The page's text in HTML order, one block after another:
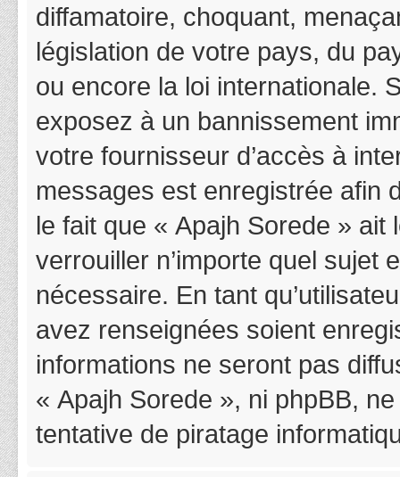
diffamatoire, choquant,
législation de votre pays, du
ou encore la loi internationale.
exposez à un bannissement
votre fournisseur d’accès à
messages est enregistrée afin
le fait que « Apajh Sorede »
verrouiller n’importe quel sujet
nécessaire. En tant
avez renseignées soient
informations ne seront pas
« Apajh Sorede », ni phpBB,
tentative de piratage